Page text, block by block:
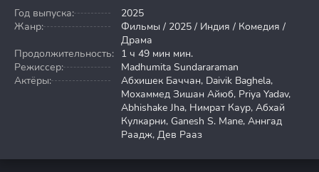
Год выпуска:
2025
Жанр:
Фильмы / 2025 / Индия / Комедия /
Драма
Продолжительность: 1 ч 49 мин мин.
Режиссер:
Madhumita Sundararaman
Актёры:
Абхишек Баччан, Daivik Baghela,
Мохаммед Зишан Айюб, Priya Yadav,
Abhishake Jha, Нимрат Каур, Абхай
Кулкарни, Ganesh S. Mane, Аннгад
Раадж, Дев Рааз